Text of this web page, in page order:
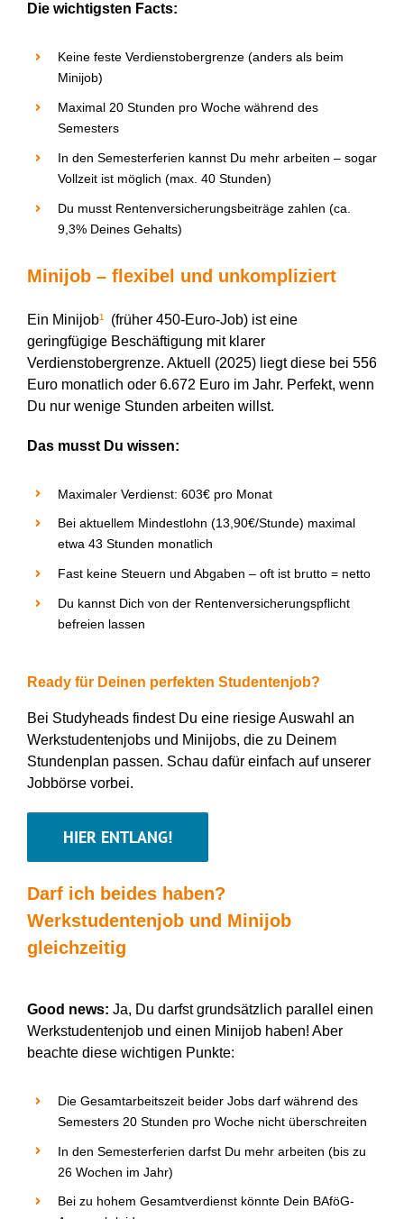
Die wichtigsten Facts:
Keine feste Verdienstobergrenze (anders als beim
Minijob)
Maximal 20 Stunden pro Woche während des
Semesters
In den Semesterferien kannst Du mehr arbeiten – sogar
Vollzeit ist möglich (max. 40 Stunden)
Du musst Rentenversicherungsbeiträge zahlen (ca.
9,3% Deines Gehalts)
Minijob – flexibel und unkompliziert
Ein Minijob¹ (früher 450-Euro-Job) ist eine
geringfügige Beschäftigung mit klarer
Verdienstobergrenze. Aktuell (2025) liegt diese bei 556
Euro monatlich oder 6.672 Euro im Jahr. Perfekt, wenn
Du nur wenige Stunden arbeiten willst.
Das musst Du wissen:
Maximaler Verdienst: 603€ pro Monat
Bei aktuellem Mindestlohn (13,90€/Stunde) maximal
etwa 43 Stunden monatlich
Fast keine Steuern und Abgaben – oft ist brutto = netto
Du kannst Dich von der Rentenversicherungspflicht
befreien lassen
Ready für Deinen perfekten Studentenjob?
Bei Studyheadsfindest Du eine riesige Auswahl an
Werkstudentenjobs und Minijobs, die zu Deinem
Stundenplan passen. Schau dafür einfach auf unserer
Jobbörse vorbei.
HIER ENTLANG!
Darf ich beides haben?
Werkstudentenjob und Minijob
gleichzeitig
Good news: Ja, Du darfst grundsätzlich parallel einen
Werkstudentenjob und einen Minijob haben! Aber
beachte diese wichtigen Punkte:
Die Gesamtarbeitszeit beider Jobs darf während des
Semesters 20 Stunden pro Woche nicht überschreiten
In den Semesterferien darfst Du mehr arbeiten (bis zu
26 Wochen im Jahr)
Bei zu hohem Gesamtverdienst könnte Dein BAföG-